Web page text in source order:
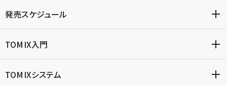
発売スケジュール
TOMIX入門
TOMIXシステム